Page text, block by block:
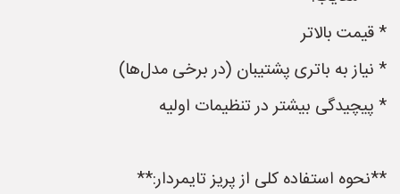
* قیمت بالاتر
* نیاز به باتری پشتیبان (در برخی مدل‌ها)
* پیچیدگی بیشتر در تنظیمات اولیه
**نحوه استفاده کلی از پریز تایمردار:**